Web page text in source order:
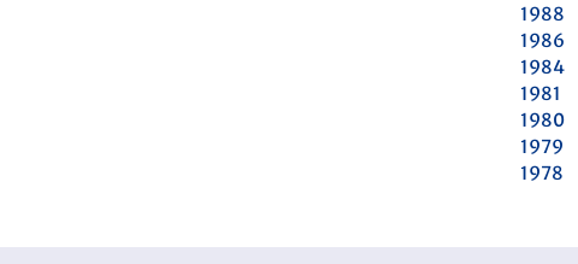
1988
1986
1984
1981
1980
1979
1978